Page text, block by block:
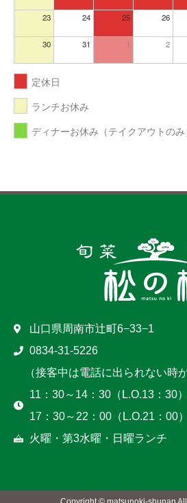
23 24 25 26
30 31 1 2
定休日
ランチお休み
ディナーお休み（テイクアウトのみ
山口県周南市辻町6−33−1
0834-31-5226
（接客中は電話に出られない時が
11：30～14：30（L.O.13：30）
17：30～22：00（L.O.21：00）
火曜・第3水曜・日曜ランチ